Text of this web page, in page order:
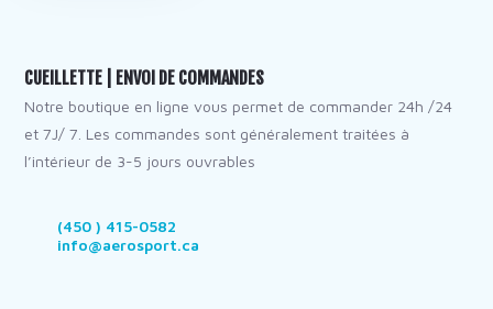
CUEILLETTE | ENVOI DE COMMANDES
Notre boutique en ligne vous permet de commander 24h /24
et 7J/ 7. Les commandes sont généralement traitées à
l’intérieur de 3-5 jours ouvrables
(450 ) 415-0582
info@aerosport.ca